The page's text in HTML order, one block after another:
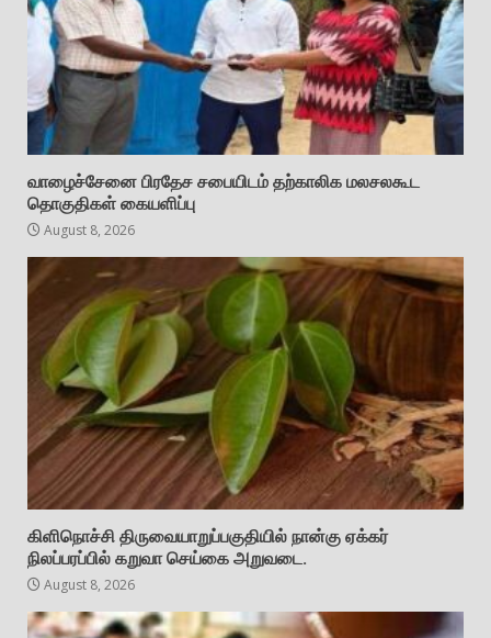
வாழைச்சேனை பிரதேச சபையிடம் தற்காலிக மலசலகூட
தொகுதிகள் கையளிப்பு
August 8, 2026
கிளிநொச்சி திருவையாறுப்பகுதியில் நான்கு ஏக்கர்
நிலப்பரப்பில் கறுவா செய்கை அறுவடை.
August 8, 2026